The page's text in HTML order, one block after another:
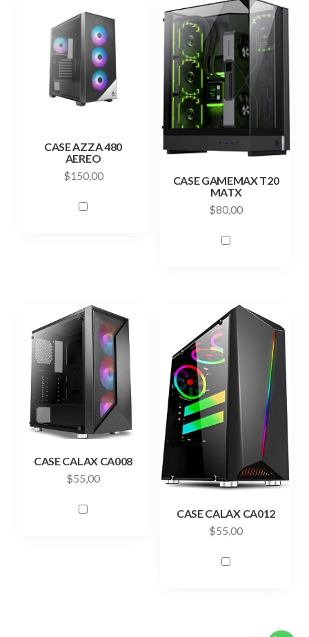
CASE AZZA 480
AEREO
$150,00
CASE GAMEMAX T20
MATX
$80,00
CASE CALAX CA008
$55,00
CASE CALAX CA012
$55,00